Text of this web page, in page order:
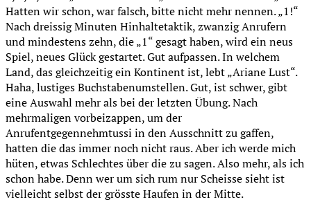
Hatten wir schon, war falsch, bitte nicht mehr nennen. „1!“
Nach dreissig Minuten Hinhaltetaktik, zwanzig Anrufern
und mindestens zehn, die „1“ gesagt haben, wird ein neus
Spiel, neues Glück gestartet. Gut aufpassen. In welchem
Land, das gleichzeitig ein Kontinent ist, lebt „Ariane Lust“.
Haha, lustiges Buchstabenumstellen. Gut, ist schwer, gibt
eine Auswahl mehr als bei der letzten Übung. Nach
mehrmaligen vorbeizappen, um der
Anrufentgegennehmtussi in den Ausschnitt zu gaffen,
hatten die das immer noch nicht raus. Aber ich werde mich
hüten, etwas Schlechtes über die zu sagen. Also mehr, als ich
schon habe. Denn wer um sich rum nur Scheisse sieht ist
vielleicht selbst der grösste Haufen in der Mitte.